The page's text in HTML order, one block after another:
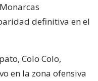
definitiva en el
Colo Colo,
en la zona ofensiva